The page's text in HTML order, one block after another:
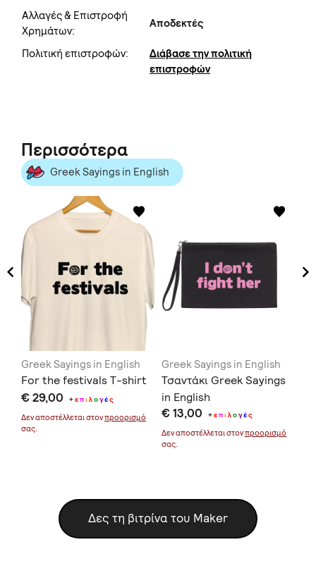
Αλλαγές & Επιστροφή
Χρημάτων:
Αποδεκτές
Πολιτική επιστροφών:
Διάβασε την πολιτική
επιστροφών
Περισσότερα
Greek Sayings in English
Greek Sayings in English
For the festivals T-shirt
€ 29,00 +επιλογές
Δεν αποστέλλεται στονπροορισμό
σας.
Greek Sayings in English
Τσαντάκι Greek Sayings
in English
€ 13,00 +επιλογές
Δεν αποστέλλεται στονπροορισμό
σας.
Δες τη βιτρίνα του Maker